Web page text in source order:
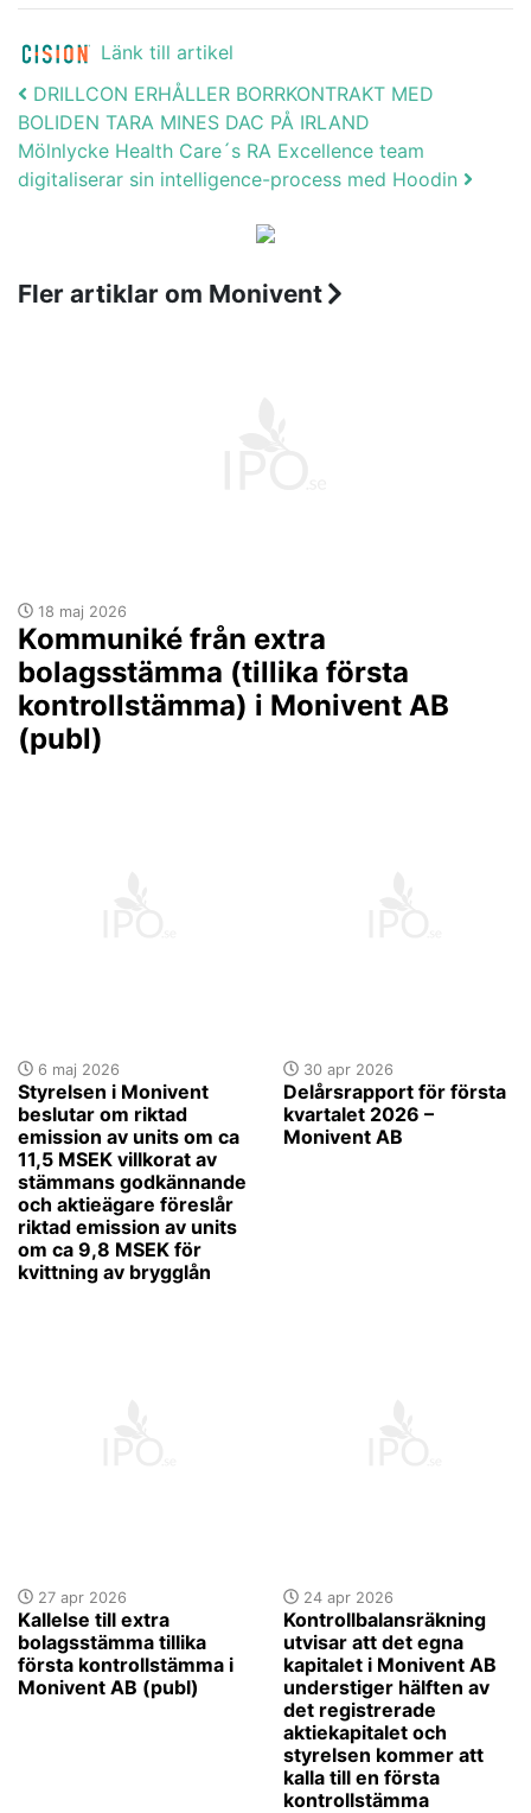
Länk till artikel
Post navigation
DRILLCON ERHÅLLER BORRKONTRAKT MED
BOLIDEN TARA MINES DAC PÅ IRLAND
Mölnlycke Health Care´s RA Excellence team
digitaliserar sin intelligence-process med Hoodin
Fler artiklar om Monivent
18 maj 2026
Kommuniké från extra
bolagsstämma (tillika första
kontrollstämma) i Monivent AB
(publ)
6 maj 2026
Styrelsen i Monivent
beslutar om riktad
emission av units om ca
11,5 MSEK villkorat av
stämmans godkännande
och aktieägare föreslår
riktad emission av units
om ca 9,8 MSEK för
kvittning av brygglån
30 apr 2026
Delårsrapport för första
kvartalet 2026 –
Monivent AB
27 apr 2026
Kallelse till extra
bolagsstämma tillika
första kontrollstämma i
Monivent AB (publ)
24 apr 2026
Kontrollbalansräkning
utvisar att det egna
kapitalet i Monivent AB
understiger hälften av
det registrerade
aktiekapitalet och
styrelsen kommer att
kalla till en första
kontrollstämma